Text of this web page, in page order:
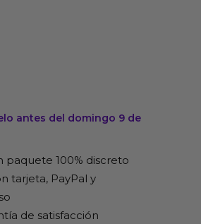
antes del domingo 9 de
paquete 100% discreto
tarjeta, PayPal y
de satisfacción